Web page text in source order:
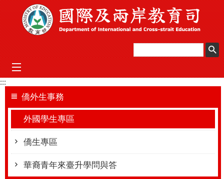
跳到主要內容區塊
mobile_menu
:::
僑外生事務
外國學生專區
僑生專區
華裔青年來臺升學問與答